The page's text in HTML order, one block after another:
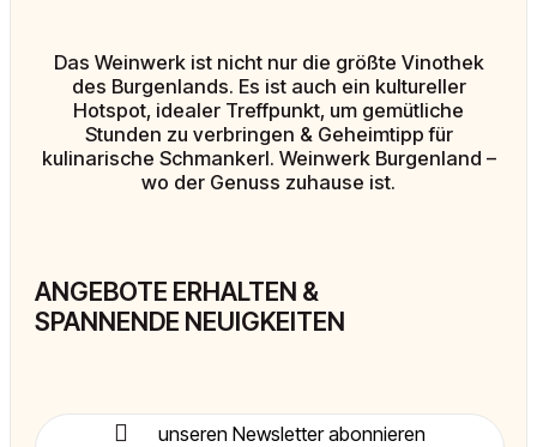
Das Weinwerk ist nicht nur die größte Vinothek
des Burgenlands. Es ist auch ein kultureller
Hotspot, idealer Treffpunkt, um gemütliche
Stunden zu verbringen & Geheimtipp für
kulinarische Schmankerl. Weinwerk Burgenland –
wo der Genuss zuhause ist.
ANGEBOTE ERHALTEN &
SPANNENDE NEUIGKEITEN
unseren Newsletter abonnieren